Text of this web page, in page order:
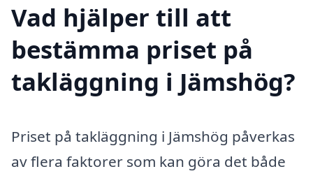
Vad hjälper till att
bestämma priset på
takläggning i Jämshög?
Priset på takläggning i Jämshög påverkas
av flera faktorer som kan göra det både